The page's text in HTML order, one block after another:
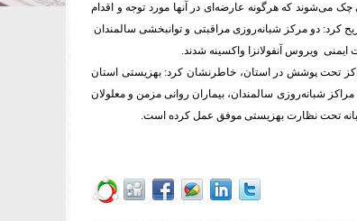
می‌شوند که هرگونه عارضه‌ای در آنها مورد توجه و اقدام
کرد: دو مرکز شبانه‌روزی مراقبتی و توانبخشی سالمندان
تحت پوشش در استان، خاطرنشان کرد: بهزیستی استان
و ۱۰۰ نفر از افراد تحت پوشش مراکز شبانه‌روزی سالمندان، بیماران روانی مزمن و معلولان
تحت نظارت بهزیستی موفق عمل کرده ‌است.